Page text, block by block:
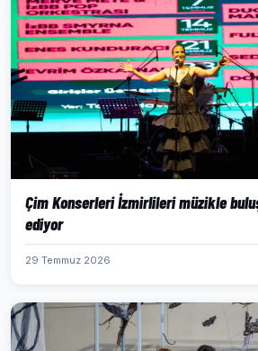
Çim Konserleri İzmirlileri müzikle
ediyor
29 Temmuz 2026